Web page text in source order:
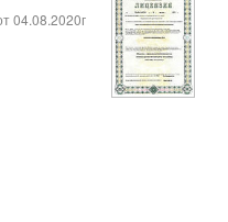
04.08.2020г